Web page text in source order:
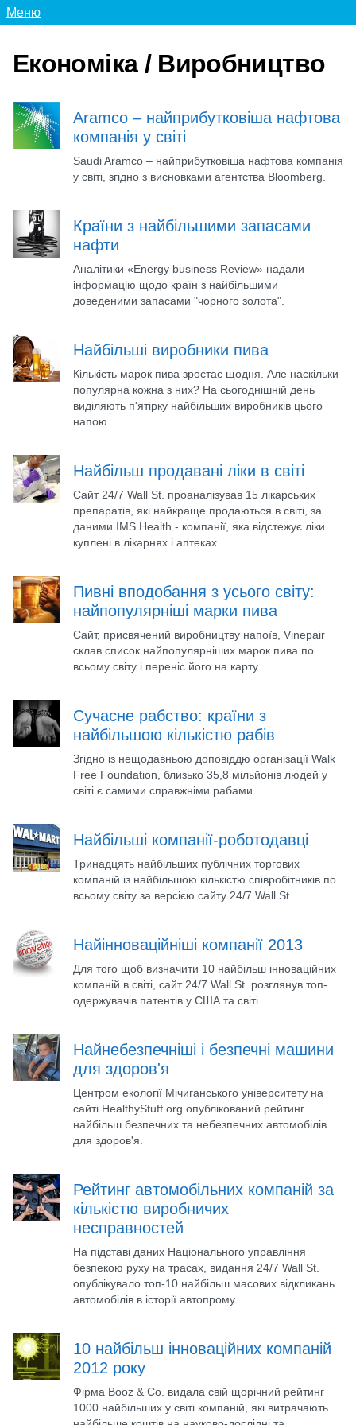
Меню
Економіка / Виробництво
Aramco – найприбутковіша нафтова
компанія у світі
Saudi Aramco – найприбутковіша нафтова компанія
у світі, згідно з висновками агентства Bloomberg.
Країни з найбільшими запасами
нафти
Аналітики «Energy business Review» надали
інформацію щодо країн з найбільшими
доведеними запасами "чорного золота".
Найбільші виробники пива
Кількість марок пива зростає щодня. Але наскільки
популярна кожна з них? На сьогоднішній день
виділяють п'ятірку найбільших виробників цього
напою.
Найбільш продавані ліки в світі
Сайт 24/7 Wall St. проаналізував 15 лікарських
препаратів, які найкраще продаються в світі, за
даними IMS Health - компанії, яка відстежує ліки
куплені в лікарнях і аптеках.
Пивні вподобання з усього світу:
найпопулярніші марки пива
Сайт, присвячений виробництву напоїв, Vinepair
склав список найпопулярніших марок пива по
всьому світу і переніс його на карту.
Сучасне рабство: країни з
найбільшою кількістю рабів
Згідно із нещодавньою доповіддю організації Walk
Free Foundation, близько 35,8 мільйонів людей у
світі є самими справжніми рабами.
Найбільші компанії-роботодавці
Тринадцять найбільших публічних торгових
компаній із найбільшою кількістю співробітників по
всьому світу за версією сайту 24/7 Wall St.
Найінноваційніші компанії 2013
Для того щоб визначити 10 найбільш інноваційних
компаній в світі, сайт 24/7 Wall St. розглянув топ-
одержувачів патентів у США та світі.
Найнебезпечніші і безпечні машини
для здоров'я
Центром екології Мічиганського університету на
сайті HealthyStuff.org опублікований рейтинг
найбільш безпечних та небезпечних автомобілів
для здоров'я.
Рейтинг автомобільних компаній за
кількістю виробничих
несправностей
На підставі даних Національного управління
безпекою руху на трасах, видання 24/7 Wall St.
опублікувало топ-10 найбільш масових відкликань
автомобілів в історії автопрому.
10 найбільш інноваційних компаній
2012 року
Фірма Booz & Co. видала свій щорічний рейтинг
1000 найбільших у світі компаній, які витрачають